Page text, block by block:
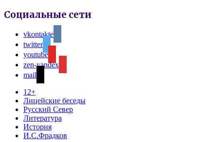
Социальные сети
vkontakte
twitter
youtube
zen-yandex
mail
12+
Лицейские беседы
Русский Север
Литература
История
И.С.Фрадков